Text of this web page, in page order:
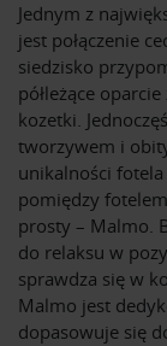
Jednym z
jest połączenie
siedzisko
półleżące
kozetki.
tworzywem i
unikalności fotela
pomiędzy
prosty – Malmo.
do relaksu w
sprawdza się w
Malmo jest
dopasowuje się